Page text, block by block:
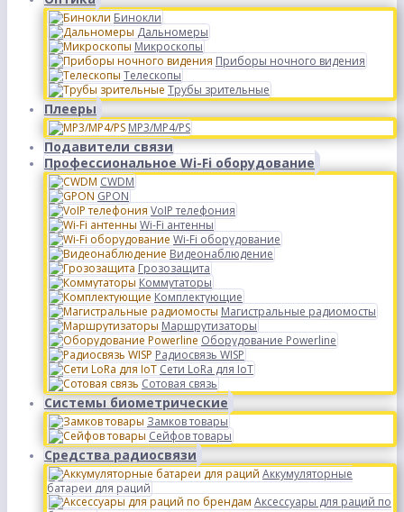
Бинокли
Дальномеры
Микроскопы
Приборы ночного видения
Телескопы
Трубы зрительные
Плееры
MP3/MP4/PS
Подавители связи
Профессиональное Wi-Fi оборудование
CWDM
GPON
VoIP телефония
Wi-Fi антенны
Wi-Fi оборудование
Видеонаблюдение
Грозозащита
Коммутаторы
Комплектующие
Магистральные радиомосты
Маршрутизаторы
Оборудование Powerline
Радиосвязь WISP
Сети LoRa для IoT
Сотовая связь
Системы биометрические
Замков товары
Сейфов товары
Средства радиосвязи
Аккумуляторные
батареи для раций
Аксессуары для раций по